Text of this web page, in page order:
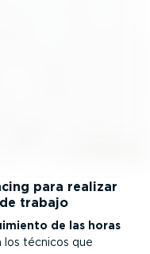
para realizar
trabajo
de las horas
los técnicos que